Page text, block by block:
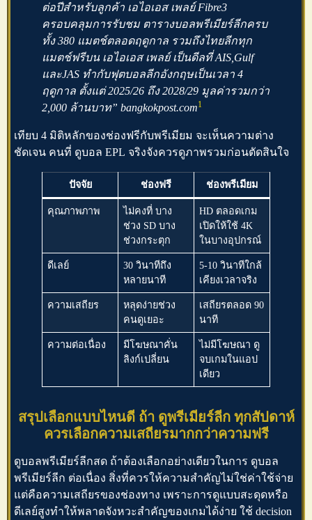
ต่อปีสำหรับลูกค้า เอไอเอส เพลย์ Fibre3
ครอบคลุมการรับชม ตารางบอลพรีเมียร์ลีกครบ
ทั้ง 380 แมตช์ตลอดฤดูกาล รวมถึงไทยลีกทุก
แมตช์ฟรีบน เอไอเอส เพลย์ เป็นดีลที่ AIS,Gulf
และJAS ทำกับฟุตบอลลีกอังกฤษเป็นเวลา 4
ฤดูกาล ตั้งแต่ 2025/26 ถึง 2028/29 มูลค่ารวมกว่า
2,000 ล้านบาท” bangkokpost.com1
เทียบ 4 มิติหลักของช่องฟรีกับพรีเมียม จะเห็นความต่าง
ชัดเจน คนที่ ดูบอล EPL จริงจังควรดูภาพรวมก่อนตัดสินใจ
ปัจจัย ช่องฟรี ช่องพรีเมียม
คุณภาพภาพ
ไม่คงที่ บาง
ช่วง SD บาง
ช่วงกระตุก
HD ตลอดเกม
เปิดให้ใช้ 4K
ในบางอุปกรณ์
ดีเลย์
30 วินาทีถึง
หลายนาที
5-10 วินาทีใกล้
เคียงเวลาจริง
ความเสถียร
หลุดง่ายช่วง
คนดูเยอะ
เสถียรตลอด 90
นาที
ความต่อเนื่อง
มีโฆษณาคั่น
ลิงก์เปลี่ยน
ไม่มีโฆษณา ดู
จบเกมในแอป
เดียว
สรุปเลือกแบบไหนดี ถ้า ดูพรีเมียร์ลีก ทุกสัปดาห์
ควรเลือกความเสถียรมากกว่าความฟรี
ดูบอลพรีเมียร์ลีกสด ถ้าต้องเลือกอย่างเดียวในการ ดูบอล
พรีเมียร์ลีก ต่อเนื่อง สิ่งที่ควรให้ความสำคัญไม่ใช่ค่าใช้จ่าย
แต่คือความเสถียรของช่องทาง เพราะการดูแบบสะดุดหรือ
ดีเลย์สูงทำให้พลาดจังหวะสำคัญของเกมได้ง่าย ใช้ decision